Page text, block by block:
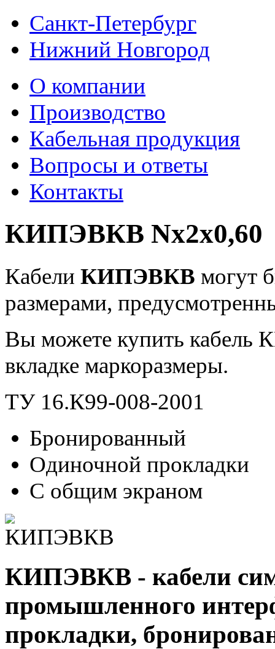
Санкт-Петербург
Нижний Новгород
О компании
Производство
Кабельная продукция
Вопросы и ответы
Контакты
КИПЭВКВ Nx2x0,60
Кабели КИПЭВКВ могут
размерами,
Вы можете купить кабель
вкладке маркоразмеры.
ТУ 16.К99-008-2001
Бронированный
Одиночной прокладки
С общим экраном
КИПЭВКВ - кабели
промышленного
прокладки,